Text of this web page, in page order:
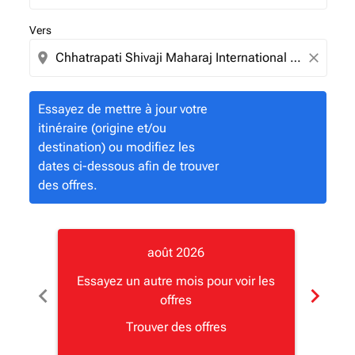
Vers
location_on close
Essayez de mettre à jour votre
itinéraire (origine et/ou
destination) ou modifiez les
dates ci-dessous afin de trouver
des offres.
chevron_left
août 2026
Essayez un autre mois pour voir les
offres
Trouver des offres
chevron_right